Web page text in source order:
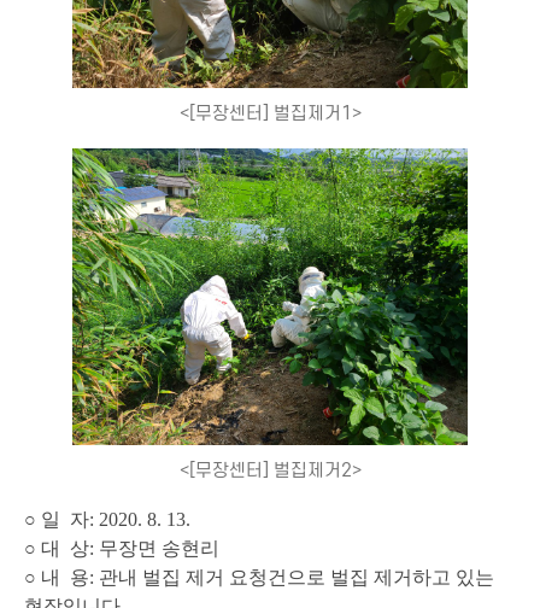
<[무장센터] 벌집제거1>
<[무장센터] 벌집제거2>
○ 일 자: 2020. 8. 13.
○ 대 상: 무장면 송현리
○ 내 용: 관내 벌집 제거 요청건으로 벌집 제거하고 있는